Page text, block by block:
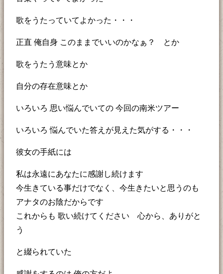
歌をうたっていてよかった・・・
正直 俺自身 このままでいいのかなぁ？ とか
歌をうたう意味とか
自分の存在意味とか
いろいろ 思い悩んでいての 今回の南米ツアー
いろいろ 悩んでいた答えが見えた気がする・・・
彼女の手紙には
私は永遠にあなたに感謝し続けます
今生きている事だけでなく、今生きたいと思うのも
アナタのお陰だからです
これからも 歌い続けてください 心から、ありがと
う
と綴られていた